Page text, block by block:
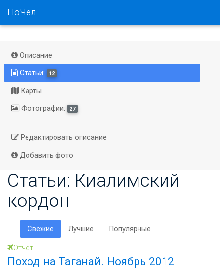
ПоЧел
Описание
Статьи:
12
Карты
Фотографии:
27
Редактировать описание
Добавить фото
Статьи: Киалимский
кордон
Свежие Лучшие Популярные
Отчет
Поход на Таганай. Ноябрь 2012